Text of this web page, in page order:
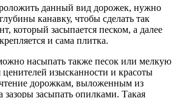
данный вид дорожек, нужно
канавку, чтобы сделать так
который засыпается песком, а далее
и сама плитка.
насыпать также песок или мелкую
изысканности и красоты
дорожкам, выложенным из
зазоры засыпать опилками. Такая